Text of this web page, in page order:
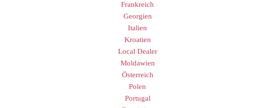
Frankreich
Georgien
Italien
Kroatien
Local Dealer
Moldawien
Österreich
Polen
Portugal